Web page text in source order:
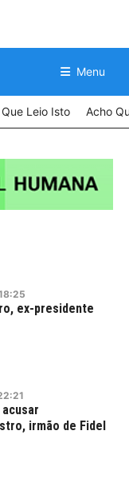
Menu
Leio Isto Acho
ex-presidente
irmão de Fidel